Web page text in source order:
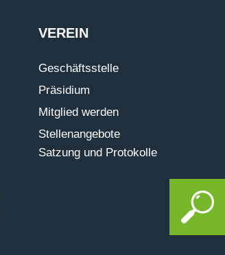
VEREIN
Geschäftsstelle
Präsidium
Mitglied werden
Stellenangebote
Satzung und Protokolle